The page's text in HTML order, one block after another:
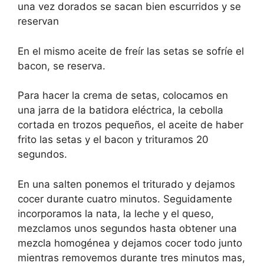
una vez dorados se sacan bien escurridos y se
reservan
En el mismo aceite de freír las setas se sofríe el
bacon, se reserva.
Para hacer la crema de setas, colocamos en
una jarra de la batidora eléctrica, la cebolla
cortada en trozos pequeños, el aceite de haber
frito las setas y el bacon y trituramos 20
segundos.
En una salten ponemos el triturado y dejamos
cocer durante cuatro minutos. Seguidamente
incorporamos la nata, la leche y el queso,
mezclamos unos segundos hasta obtener una
mezcla homogénea y dejamos cocer todo junto
mientras removemos durante tres minutos mas,